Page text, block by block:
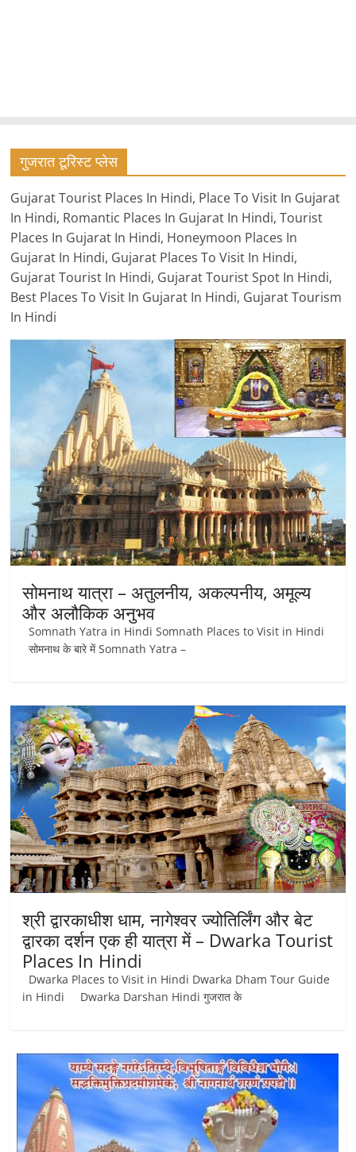
गुजरात टूरिस्ट प्लेस
Gujarat Tourist Places In Hindi, Place To Visit In Gujarat
In Hindi, Romantic Places In Gujarat In Hindi, Tourist
Places In Gujarat In Hindi, Honeymoon Places In
Gujarat In Hindi, Gujarat Places To Visit In Hindi,
Gujarat Tourist In Hindi, Gujarat Tourist Spot In Hindi,
Best Places To Visit In Gujarat In Hindi, Gujarat Tourism
In Hindi
सोमनाथ यात्रा – अतुलनीय, अकल्पनीय, अमूल्य
और अलौकिक अनुभव
Somnath Yatra in Hindi Somnath Places to Visit in Hindi
सोमनाथ के बारे में Somnath Yatra –
श्री द्वारकाधीश धाम, नागेश्वर ज्योतिर्लिंग और बेट
द्वारका दर्शन एक ही यात्रा में – Dwarka Tourist
Places In Hindi
Dwarka Places to Visit in Hindi Dwarka Dham Tour Guide
in Hindi Dwarka Darshan Hindi गुजरात के